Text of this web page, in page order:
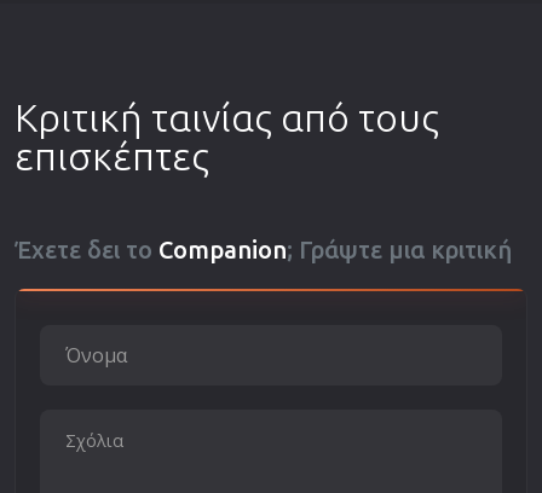
Κριτική ταινίας από τους
επισκέπτες
Έχετε δει το Companion; Γράψτε μια κριτική